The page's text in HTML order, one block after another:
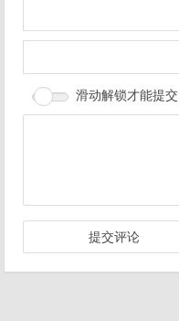
滑动解锁才能提交